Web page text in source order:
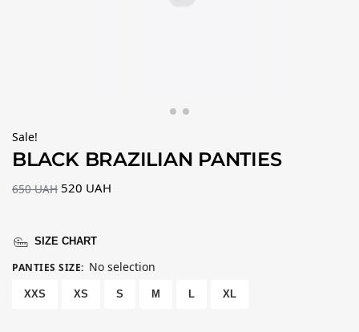
Sale!
BLACK BRAZILIAN PANTIES
650UAH 520 UAH
SIZE CHART
PANTIES SIZE: No selection
XXS XS S M L XL